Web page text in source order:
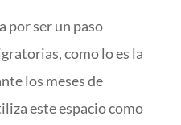
por ser un paso
como lo es la
los meses de
este espacio como